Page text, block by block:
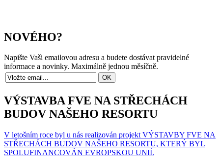
NOVÉHO?
Napište Vaši emailovou adresu a budete dostávat pravidelné
informace a novinky. Maximálně jednou měsíčně.
VÝSTAVBA FVE NA STŘECHÁCH
BUDOV NAŠEHO RESORTU
V letošním roce byl u nás realizován projekt VÝSTAVBY FVE NA
STŘECHÁCH BUDOV NAŠEHO RESORTU, KTERÝ BYL
SPOLUFINANCOVÁN EVROPSKOU UNIÍ.